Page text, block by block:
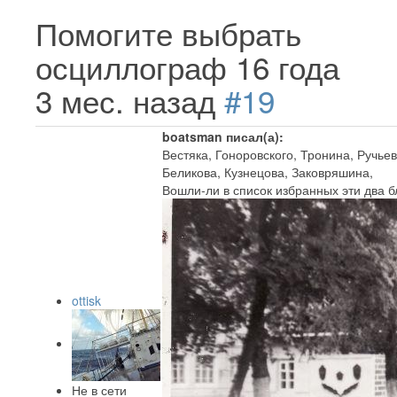
Помогите выбрать
осциллограф 16 года
3 мес. назад #19
ottisk
Не в сети
boatsman писал(а):
Вестяка, Гоноровского, Тронина,
Беликова, Кузнецова, Заковряшина,
Вошли-ли в список избранных эти два